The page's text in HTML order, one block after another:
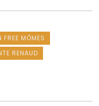
MÔMES
RENAUD